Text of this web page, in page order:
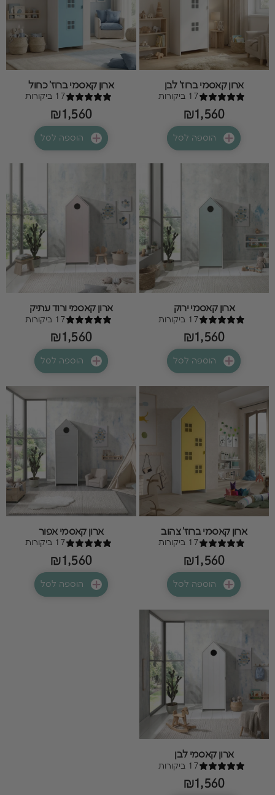
ארון קאסמי ברוז' לבן
17 ביקורות
₪1,560
הוספה לסל
ארון קאסמי ברוז' כחול
17 ביקורות
₪1,560
הוספה לסל
ארון קאסמי ירוק
17 ביקורות
₪1,560
הוספה לסל
ארון קאסמי ורוד עתיק
17 ביקורות
₪1,560
הוספה לסל
ארון קאסמי ברוז' צהוב
17 ביקורות
₪1,560
הוספה לסל
ארון קאסמי אפור
17 ביקורות
₪1,560
הוספה לסל
ארון קאסמי לבן
17 ביקורות
₪1,560